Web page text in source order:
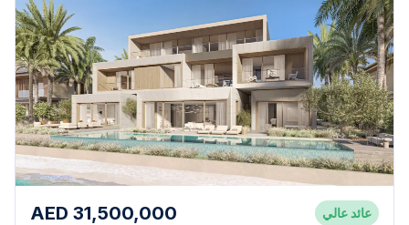
AED 31,500,000
عائد عالي